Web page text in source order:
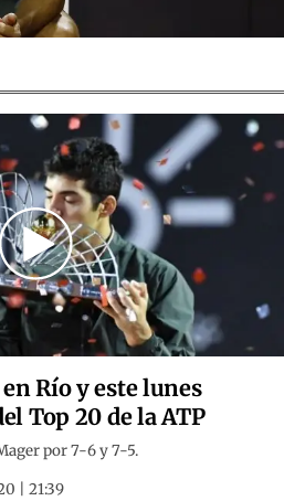
Río y este lunes
Top 20 de la ATP
por 7-6 y 7-5.
| 21:39